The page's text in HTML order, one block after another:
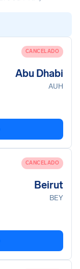
CANCELADO
Abu Dhabi
AUH
CANCELADO
Beirut
BEY